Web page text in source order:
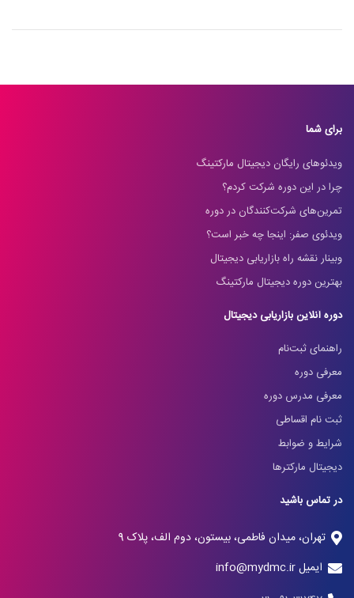
برای شما
ویدئوهای رایگان دیجیتال مارکتینگ
چرا در این دوره شرکت کردم؟
تمرین‌های شرکت‌کنندگان در دوره
ویدئوی صفر: اینجا چه خبر است؟
وبینار نقشه راه بازاریابی دیجیتال
بهترین دوره دیجیتال مارکتینگ
دوره آنلاین بازاریابی دیجیتال
راهنمای ثبت‌نام
معرفی دوره
معرفی مدرس دوره
ثبت نام اقساطی
شرایط و ضوابط
دیجیتال مارکترها
در تماس باشید
تهران، میدان فاطمی، بیستون، دوم الف، پلاک 9
ایمیل info@mydmc.ir